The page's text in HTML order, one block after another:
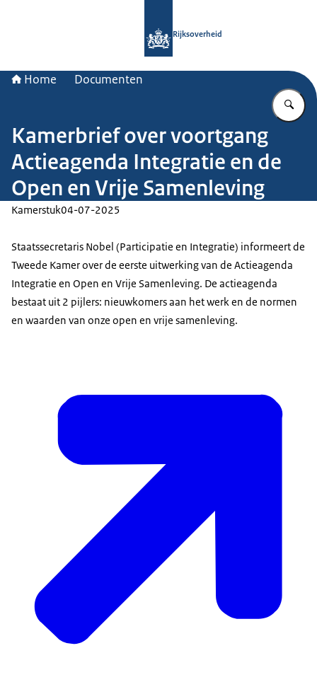
Rijksoverheid
Home Documenten
Kamerbrief over voortgang
Actieagenda Integratie en de
Open en Vrije Samenleving
Kamerstuk04-07-2025
Staatssecretaris Nobel (Participatie en Integratie) informeert de
Tweede Kamer over de eerste uitwerking van de Actieagenda
Integratie en Open en Vrije Samenleving. De actieagenda
bestaat uit 2 pijlers: nieuwkomers aan het werk en de normen
en waarden van onze open en vrije samenleving.